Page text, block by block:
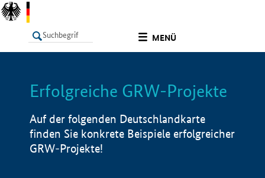
MENÜ
LISTE Info
Erfolgreiche GRW-Projekte
Auf der folgenden Deutschlandkarte
finden Sie konkrete Beispiele erfolgreicher
GRW-Projekte!